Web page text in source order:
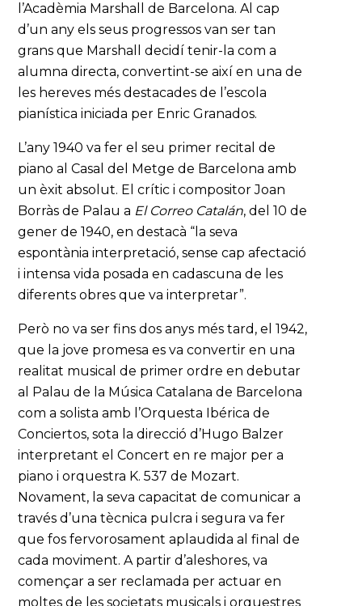
l’Acadèmia Marshall de Barcelona. Al cap
d’un any els seus progressos van ser tan
grans que Marshall decidí tenir-la com a
alumna directa, convertint-se així en una de
les hereves més destacades de l’escola
pianística iniciada per Enric Granados.
L’any 1940 va fer el seu primer recital de
piano al Casal del Metge de Barcelona amb
un èxit absolut. El crític i compositor Joan
Borràs de Palau a El Correo Catalán, del 10 de
gener de 1940, en destacà “la seva
espontània interpretació, sense cap afectació
i intensa vida posada en cadascuna de les
diferents obres que va interpretar”.
Però no va ser fins dos anys més tard, el 1942,
que la jove promesa es va convertir en una
realitat musical de primer ordre en debutar
al Palau de la Música Catalana de Barcelona
com a solista amb l’Orquesta Ibérica de
Conciertos, sota la direcció d’Hugo Balzer
interpretant el Concert en re major per a
piano i orquestra K. 537 de Mozart.
Novament, la seva capacitat de comunicar a
través d’una tècnica pulcra i segura va fer
que fos fervorosament aplaudida al final de
cada moviment. A partir d’aleshores, va
començar a ser reclamada per actuar en
moltes de les societats musicals i orquestres